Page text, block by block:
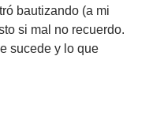
bautizando (a mi
si mal no recuerdo.
sucede y lo que